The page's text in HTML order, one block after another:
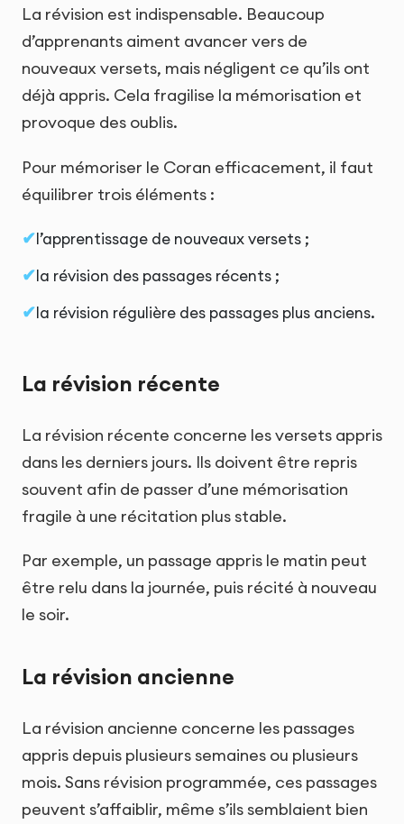
La révision est indispensable. Beaucoup
d’apprenants aiment avancer vers de
nouveaux versets, mais négligent ce qu’ils ont
déjà appris. Cela fragilise la mémorisation et
provoque des oublis.
Pour mémoriser le Coran efficacement, il faut
équilibrer trois éléments :
l’apprentissage de nouveaux versets ;
la révision des passages récents ;
la révision régulière des passages plus anciens.
La révision récente
La révision récente concerne les versets appris
dans les derniers jours. Ils doivent être repris
souvent afin de passer d’une mémorisation
fragile à une récitation plus stable.
Par exemple, un passage appris le matin peut
être relu dans la journée, puis récité à nouveau
le soir.
La révision ancienne
La révision ancienne concerne les passages
appris depuis plusieurs semaines ou plusieurs
mois. Sans révision programmée, ces passages
peuvent s’affaiblir, même s’ils semblaient bien